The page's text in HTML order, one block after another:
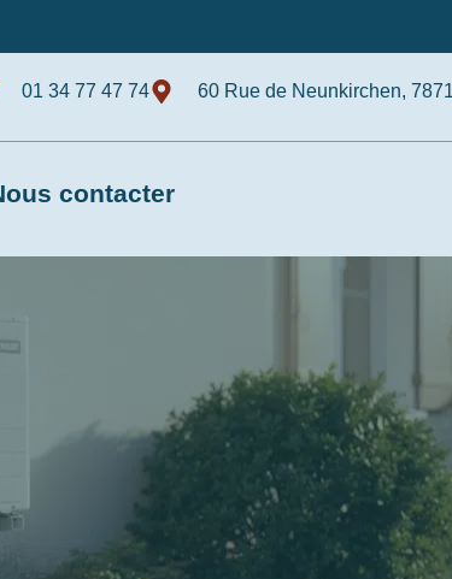
01 34 77 47 74 60 Rue de Neunkirchen,
contacter